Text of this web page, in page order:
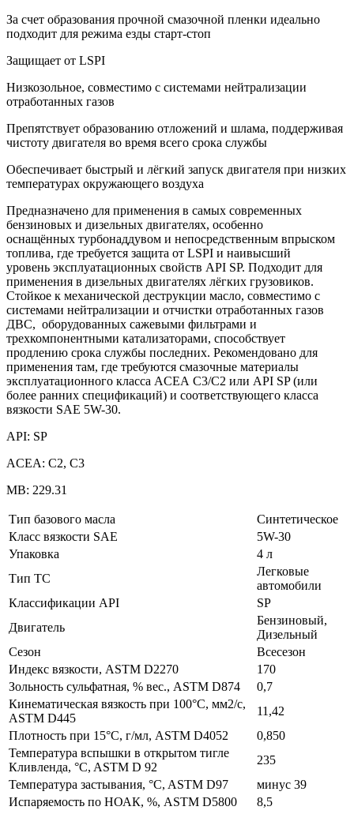
За счет образования прочной смазочной пленки идеально
подходит для режима езды старт-стоп
Защищает от LSPI
Низкозольное, совместимо с системами нейтрализации
отработанных газов
Препятствует образованию отложений и шлама, поддерживая
чистоту двигателя во время всего срока службы
Обеспечивает быстрый и лёгкий запуск двигателя при низких
температурах окружающего воздуха
Предназначено для применения в самых современных
бензиновых и дизельных двигателях, особенно
оснащённых турбонаддувом и непосредственным впрыском
топлива, где требуется защита от LSPI и наивысший
уровень эксплуатационных свойств API SP. Подходит для
применения в дизельных двигателях лёгких грузовиков.
Стойкое к механической деструкции масло, совместимо с
системами нейтрализации и отчистки отработанных газов
ДВС, оборудованных сажевыми фильтрами и
трехкомпонентными катализаторами, способствует
продлению срока службы последних. Рекомендовано для
применения там, где требуются смазочные материалы
эксплуатационного класса ACEA C3/C2 или API SP (или
более ранних спецификаций) и соответствующего класса
вязкости SAE 5W-30.
API: SP
ACEA: C2, C3
MB: 229.31
Тип базового масла
Синтетическое
Класс вязкости SAE
5W-30
Упаковка
4 л
Тип ТС
Легковые
автомобили
Классификации API
SP
Двигатель
Бензиновый,
Дизельный
Сезон
Всесезон
Индекс вязкости, ASTM D2270
170
Зольность сульфатная, % вес., ASTM D874
0,7
Кинематическая вязкость при 100°C, мм2/с,
ASTM D445
11,42
Плотность при 15°C, г/мл, ASTM D4052
0,850
Температура вспышки в открытом тигле
Кливленда, °C, ASTM D 92
235
Температура застывания, °C, ASTM D97
минус 39
Испаряемость по НОАК, %, ASTM D5800
8,5